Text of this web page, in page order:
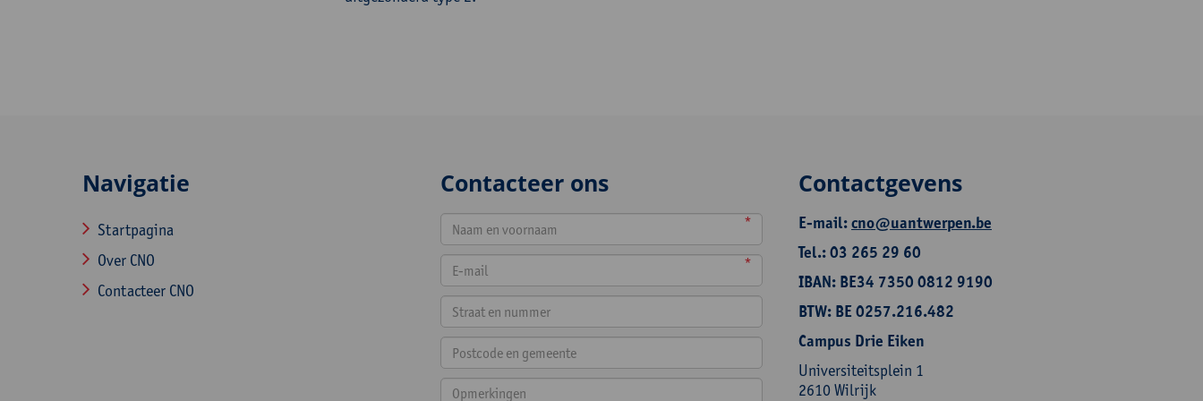
Navigatie
Startpagina
Over CNO
Contacteer CNO
Contacteer ons
*
*
Contactgevens
E-mail:cno@uantwerpen.be
Tel.: 03 265 29 60
IBAN: BE34 7350 0812 9190
BTW: BE 0257.216.482
Campus Drie Eiken
Universiteitsplein 1
2610 Wilrijk